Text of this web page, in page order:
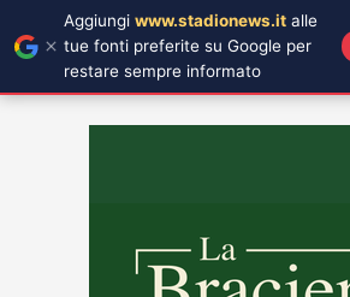
Aggiungi www.stadionews.it alle
tue fonti preferite su Google per
restare sempre informato